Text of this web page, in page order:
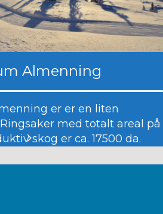
Almenning
er er en liten
med totalt areal på
skog er ca. 17500 da.